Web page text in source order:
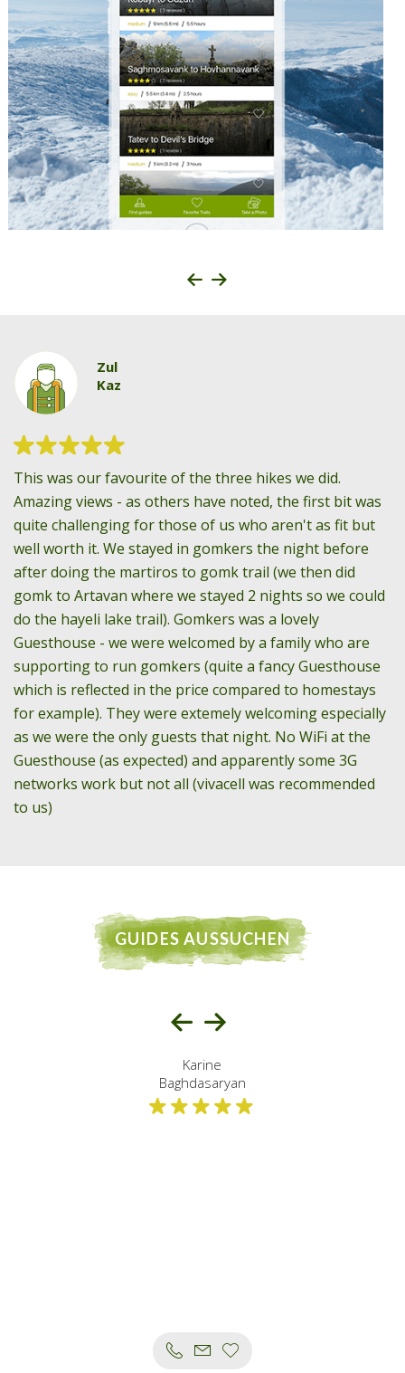
Zul
Kaz
This was our favourite of the three hikes we did.
Amazing views - as others have noted, the first bit was
quite challenging for those of us who aren't as fit but
well worth it. We stayed in gomkers the night before
after doing the martiros to gomk trail (we then did
gomk to Artavan where we stayed 2 nights so we could
do the hayeli lake trail). Gomkers was a lovely
Guesthouse - we were welcomed by a family who are
supporting to run gomkers (quite a fancy Guesthouse
which is reflected in the price compared to homestays
for example). They were extemely welcoming especially
as we were the only guests that night. No WiFi at the
Guesthouse (as expected) and apparently some 3G
networks work but not all (vivacell was recommended
to us)
GUIDES AUSSUCHEN
Karine
Baghdasaryan